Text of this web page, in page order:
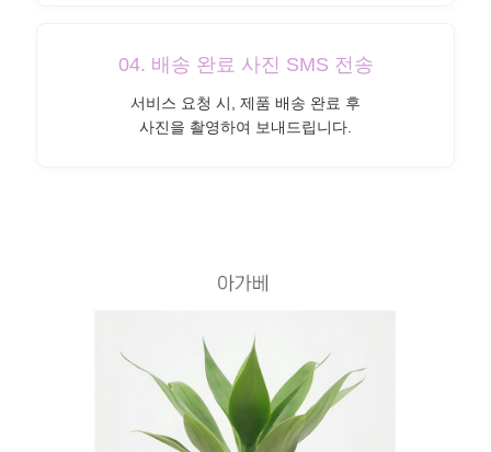
04. 배송 완료 사진 SMS 전송
서비스 요청 시, 제품 배송 완료 후
사진을 촬영하여 보내드립니다.